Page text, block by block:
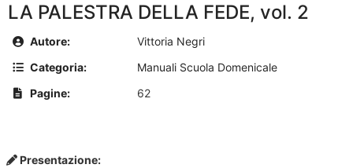
LA PALESTRA DELLA FEDE, vol. 2
Autore:
Vittoria Negri
Categoria:
Manuali Scuola Domenicale
Pagine:
62
Presentazione: